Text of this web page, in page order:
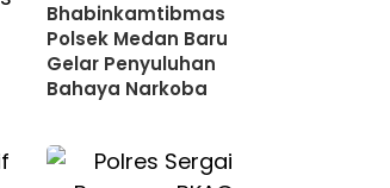
Bhabinkamtibmas
Polsek Medan Baru
Gelar Penyuluhan
Bahaya Narkoba